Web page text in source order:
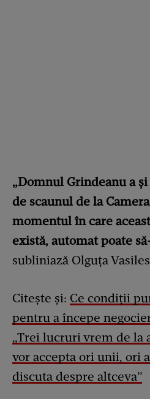
„Domnul Grindeanu a
de scaunul de la
momentul în care
există, automat poate
subliniază Olguța
Citește și: Ce condiții
pentru a începe
„Trei lucruri vrem de la
vor accepta ori unii, ori
discuta despre altceva”